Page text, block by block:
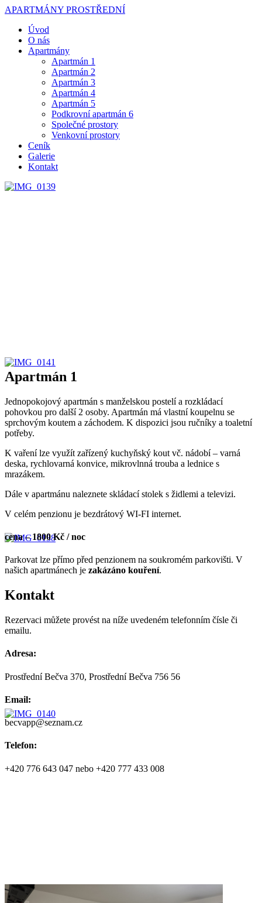
APARTMÁNY PROSTŘEDNÍ
Úvod
O nás
Apartmány
Apartmán 1
Apartmán 2
Apartmán 3
Apartmán 4
Apartmán 5
Podkrovní apartmán 6
Společné prostory
Venkovní prostory
Ceník
Galerie
Kontakt
Apartmán 1
Jednopokojový apartmán s manželskou postelí a rozkládací
pohovkou pro další 2 osoby. Apartmán má vlastní koupelnu se
sprchovým koutem a záchodem. K dispozici jsou ručníky a toaletní
potřeby.
K vaření lze využít zařízený kuchyňský kout vč. nádobí – varná
deska, rychlovarná konvice, mikrovlnná trouba a lednice s
mrazákem.
Dále v apartmánu naleznete skládací stolek s židlemi a televizi.
V celém penzionu je bezdrátový WI-FI internet.
cena – 1800 Kč / noc
Parkovat lze přímo před penzionem na soukromém parkovišti. V
našich apartmánech je zakázáno kouření.
Kontakt
Rezervaci můžete provést na níže uvedeném telefonním čísle či
emailu.
Adresa:
Prostřední Bečva 370, Prostřední Bečva 756 56
Email:
becvapp@seznam.cz
Telefon:
+420 776 643 047 nebo +420 777 433 008